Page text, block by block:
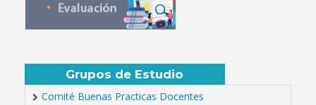
Grupos de Estudio
Comité Buenas Practicas Docentes